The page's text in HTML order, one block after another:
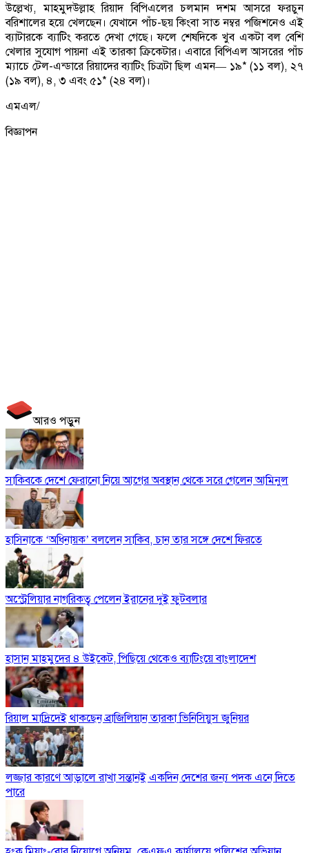
উল্লেখ্য, মাহমুদউল্লাহ রিয়াদ বিপিএলের চলমান দশম আসরে ফরচুন
বরিশালের হয়ে খেলছেন। যেখানে পাঁচ-ছয় কিংবা সাত নম্বর পজিশনেও এই
ব্যাটারকে ব্যাটিং করতে দেখা গেছে। ফলে শেষদিকে খুব একটা বল বেশি
খেলার সুযোগ পায়না এই তারকা ক্রিকেটার। এবারে বিপিএল আসরের পাঁচ
ম্যাচে টেল-এন্ডারে রিয়াদের ব্যাটিং চিত্রটা ছিল এমন— ১৯* (১১ বল), ২৭
(১৯ বল), ৪, ৩ এবং ৫১* (২৪ বল)।
এমএল/
বিজ্ঞাপন
আরও পড়ুন
সাকিবকে দেশে ফেরানো নিয়ে আগের অবস্থান থেকে সরে গেলেন আমিনুল
হাসিনাকে ‘অধিনায়ক’ বললেন সাকিব, চান তার সঙ্গে দেশে ফিরতে
অস্ট্রেলিয়ার নাগরিকত্ব পেলেন ইরানের দুই ফুটবলার
হাসান মাহমুদের ৪ উইকেট, পিছিয়ে থেকেও ব্যাটিংয়ে বাংলাদেশ
রিয়াল মাদ্রিদেই থাকছেন ব্রাজিলিয়ান তারকা ভিনিসিয়ুস জুনিয়র
লজ্জার কারণে আড়ালে রাখা সন্তানই একদিন দেশের জন্য পদক এনে দিতে
পারে